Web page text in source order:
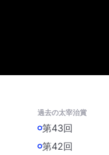
過去の太宰治賞
第43回
第42回